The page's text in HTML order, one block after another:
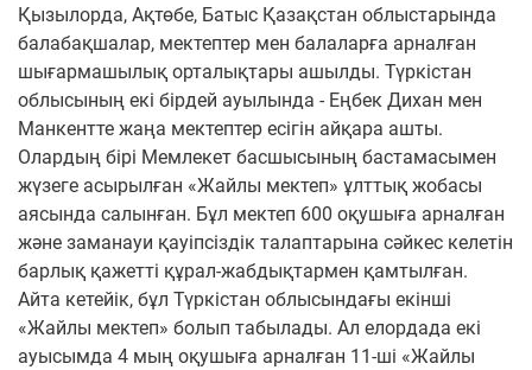
Қызылорда, Ақтөбе, Батыс Қазақстан облыстарында
балабақшалар, мектептер мен балаларға арналған
шығармашылық орталықтары ашылды. Түркістан
облысының екі бірдей ауылында - Еңбек Дихан мен
Манкентте жаңа мектептер есігін айқара ашты.
Олардың бірі Мемлекет басшысының бастамасымен
жүзеге асырылған «Жайлы мектеп» ұлттық жобасы
аясында салынған. Бұл мектеп 600 оқушыға арналған
және заманауи қауіпсіздік талаптарына сәйкес келетін
барлық қажетті құрал-жабдықтармен қамтылған.
Айта кетейік, бұл Түркістан облысындағы екінші
«Жайлы мектеп» болып табылады. Ал елордада екі
ауысымда 4 мың оқушыға арналған 11-ші «Жайлы